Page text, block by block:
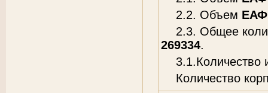
2.2. Объем
2.3. Общее
269334.
3.1.Количество
Количество